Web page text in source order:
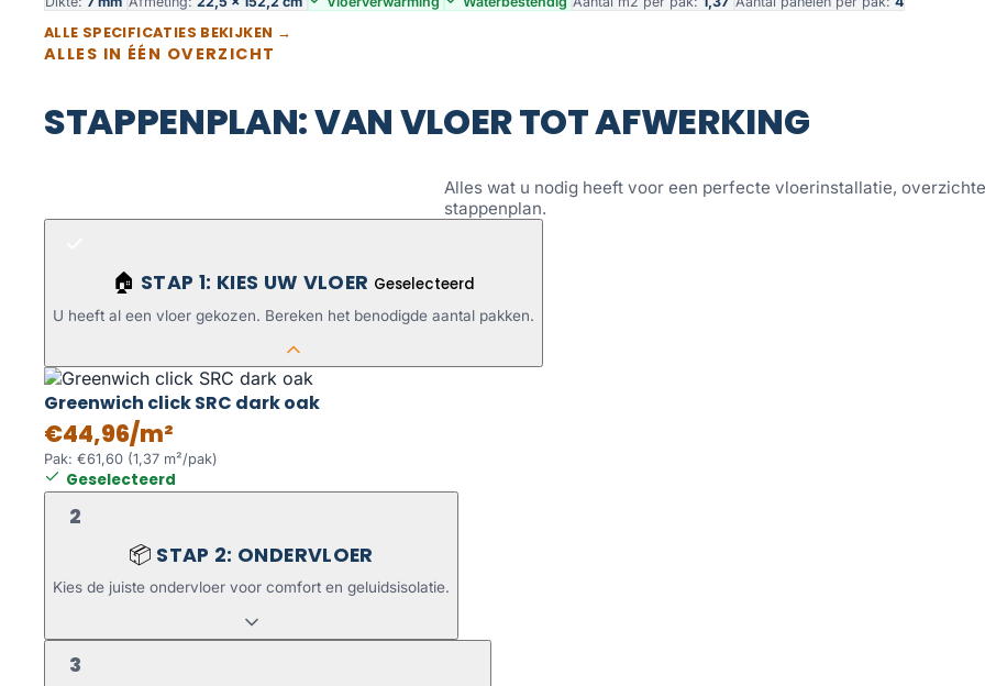
ALLE SPECIFICATIES BEKIJKEN →
ALLES IN ÉÉN OVERZICHT
STAPPENPLAN: VAN VLOER TOT AFWERKING
Alles wat u nodig heeft voor een perfecte vloerinstallatie,
stappenplan.
🏠 STAP 1: KIES UW VLOER Geselecteerd
U heeft al een vloer gekozen. Bereken het benodigde aantal pakken.
Greenwich click SRC dark oak
€44,96/m²
Pak: €61,60 (1,37 m²/pak)
Geselecteerd
2
📦 STAP 2: ONDERVLOER
Kies de juiste ondervloer voor comfort en geluidsisolatie.
3